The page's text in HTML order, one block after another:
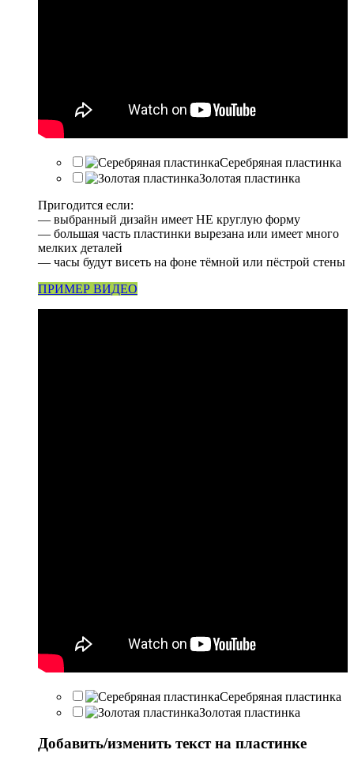
Серебряная пластинка
Золотая пластинка
Пригодится если:
— выбранный дизайн имеет НЕ круглую форму
— большая часть пластинки вырезана или имеет много
мелких деталей
— часы будут висеть на фоне тёмной или пёстрой стены
ПРИМЕР ВИДЕО
Серебряная пластинка
Золотая пластинка
Добавить/изменить текст на пластинке